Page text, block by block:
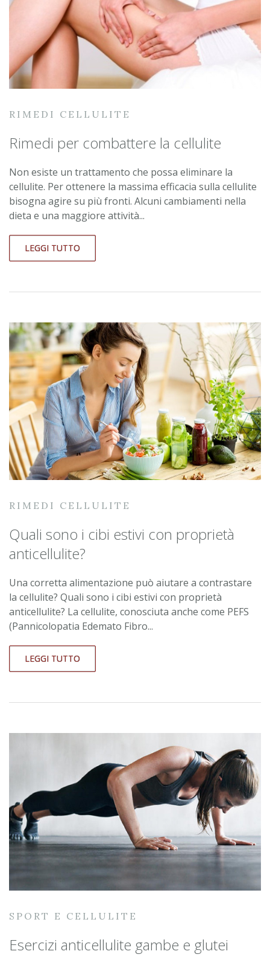
RIMEDI CELLULITE
Rimedi per combattere la cellulite
Non esiste un trattamento che possa eliminare la
cellulite. Per ottenere la massima efficacia sulla cellulite
bisogna agire su più fronti. Alcuni cambiamenti nella
dieta e una maggiore attività...
LEGGI TUTTO
RIMEDI CELLULITE
Quali sono i cibi estivi con proprietà
anticellulite?
Una corretta alimentazione può aiutare a contrastare
la cellulite? Quali sono i cibi estivi con proprietà
anticellulite? La cellulite, conosciuta anche come PEFS
(Pannicolopatia Edemato Fibro...
LEGGI TUTTO
SPORT E CELLULITE
Esercizi anticellulite gambe e glutei